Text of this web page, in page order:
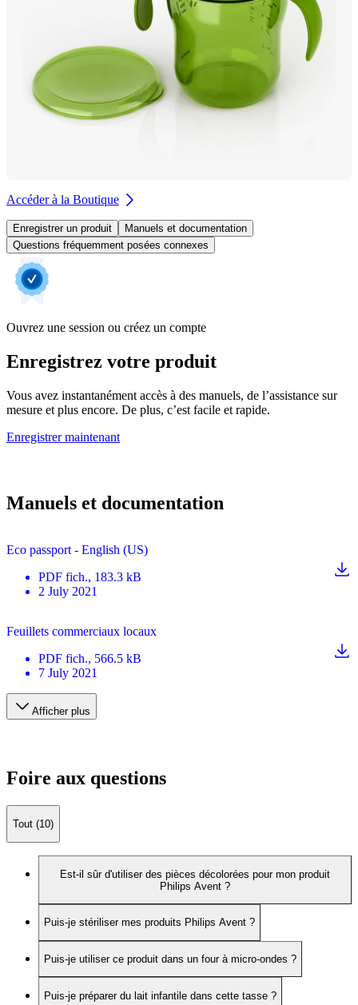
Accéder à la Boutique
Enregistrer un produit
Manuels et documentation
Questions fréquemment posées connexes
Ouvrez une session ou créez un compte
Enregistrez votre produit
Vous avez instantanément accès à des manuels, de l’assistance sur
mesure et plus encore. De plus, c’est facile et rapide.
Enregistrer maintenant
Manuels et documentation
Eco passport - English (US)
PDF fich., 183.3 kB
2 July 2021
Feuillets commerciaux locaux
PDF fich., 566.5 kB
7 July 2021
Afficher plus
Foire aux questions
Tout (10)
Est-il sûr d'utiliser des pièces décolorées pour mon produit
Philips Avent ?
Puis-je stériliser mes produits Philips Avent ?
Puis-je utiliser ce produit dans un four à micro-ondes ?
Puis-je préparer du lait infantile dans cette tasse ?